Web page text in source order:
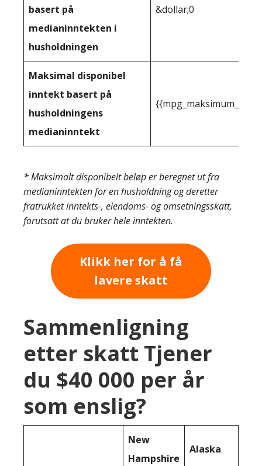
basert på
medianinntekten i
husholdningen
&dollar;0
Maksimal disponibel
inntekt basert på
husholdningens
medianinntekt
* Maksimalt disponibelt beløp er beregnet ut fra
medianinntekten for en husholdning og deretter
fratrukket inntekts-, eiendoms- og omsetningsskatt,
forutsatt at du bruker hele inntekten.
Klikk her for å få
lavere skatt
Sammenligning
etter skatt Tjener
du $40 000 per år
som enslig?
New
Hampshire
Alaska